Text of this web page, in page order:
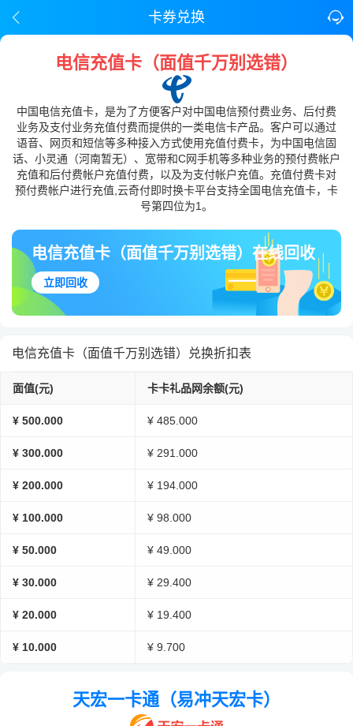
卡券兑换
电信充值卡（面值千万别选错）
中国电信充值卡，是为了方便客户对中国电信预付费业务、后付费
业务及支付业务充值付费而提供的一类电信卡产品。客户可以通过
语音、网页和短信等多种接入方式使用充值付费卡，为中国电信固
话、小灵通（河南暂无）、宽带和C网手机等多种业务的预付费帐户
充值和后付费帐户充值付费，以及为支付帐户充值。充值付费卡对
预付费帐户进行充值,云奇付即时换卡平台支持全国电信充值卡，卡
号第四位为1。
电信充值卡（面值千万别选错）在线回收
立即回收
电信充值卡（面值千万别选错）兑换折扣表
面值(元) 卡卡礼品网余额(元)
¥ 500.000 ¥ 485.000
¥ 300.000 ¥ 291.000
¥ 200.000 ¥ 194.000
¥ 100.000 ¥ 98.000
¥ 50.000 ¥ 49.000
¥ 30.000 ¥ 29.400
¥ 20.000 ¥ 19.400
¥ 10.000 ¥ 9.700
天宏一卡通（易冲天宏卡）